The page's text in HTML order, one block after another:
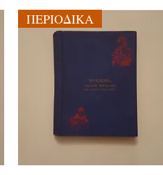
ΠΕΡΙΟΔΙΚΑ